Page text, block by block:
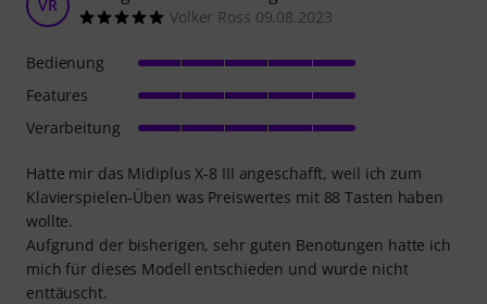
VR
Volker Ross 09.08.2023
Hatte mir das Midiplus X-8 III angeschafft, weil ich zum
Klavierspielen-Üben was Preiswertes mit 88 Tasten haben
wollte.
Aufgrund der bisherigen, sehr guten Benotungen hatte ich
mich für dieses Modell entschieden und wurde nicht
enttäuscht.
Bedienung
Features
Verarbeitung